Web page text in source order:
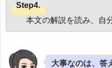
Step4.
本文の解説を読み、自
大事なのは、答